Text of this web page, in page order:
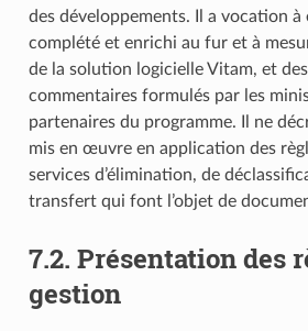
des développements. Il a vocation à
complété et enrichi au fur et à
de la solution logicielle Vitam, et
commentaires formulés par les
partenaires du programme. Il ne
mis en œuvre en application des
services d’élimination, de
transfert qui font l’objet de
7.2. Présentation des
gestion